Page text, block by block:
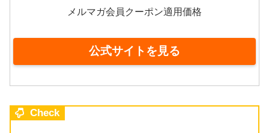
メルマガ会員クーポン適用価格
公式サイトを見る
Check